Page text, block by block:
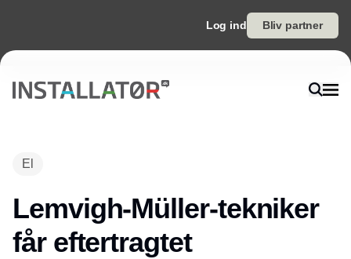
Log ind Bliv partner
El
Lemvigh-Müller-tekniker
får eftertragtet